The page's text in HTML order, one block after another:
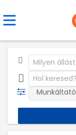
Munkáltató